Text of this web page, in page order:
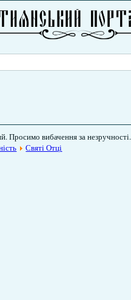
Просимо вибачення за незручності.
Святі Отці